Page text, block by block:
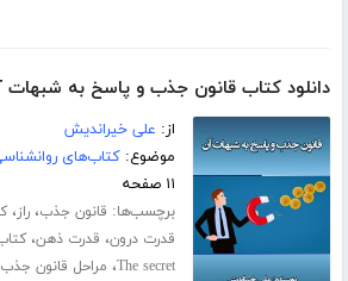
دانلود کتاب قانون جذب و پاسخ به شبهات
از: علی خیراندیش
موضوع:کتاب‌های
۱۱ صفحه
برچسب‌ها: قانون جذب،راز،
قدرت درون، قدرت ذهن،
The secret، مراحل قانون جذب